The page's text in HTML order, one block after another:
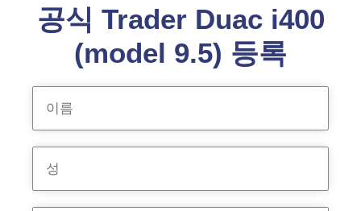
공식 Trader Duac i400
(model 9.5) 등록